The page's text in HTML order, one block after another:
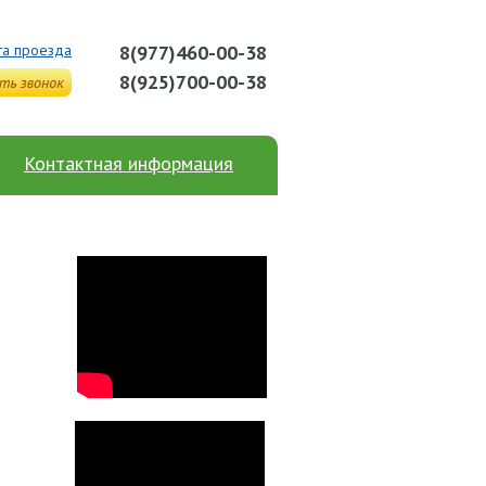
проезда
8(977)460-00-38
8(925)700-00-38
Контактная информация